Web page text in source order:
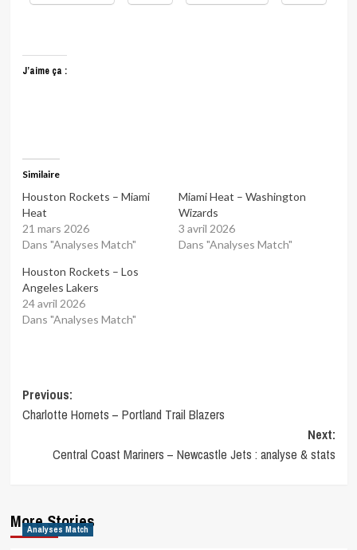
J’aime ça :
Similaire
Houston Rockets – Miami
Heat
21 mars 2026
Dans "Analyses Match"
Miami Heat – Washington
Wizards
3 avril 2026
Dans "Analyses Match"
Houston Rockets – Los
Angeles Lakers
24 avril 2026
Dans "Analyses Match"
Post
navigation
Previous:
Charlotte Hornets – Portland Trail Blazers
Next:
Central Coast Mariners – Newcastle Jets : analyse & stats
More Stories
Analyses Match